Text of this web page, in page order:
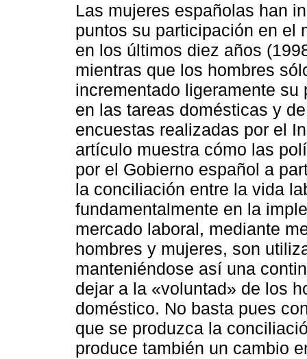
Las mujeres españolas han
puntos su participación en el
en los últimos diez años
mientras que los hombres
incrementado ligeramente su
en las tareas domésticas y
encuestas realizadas por el
artículo muestra cómo las
por el Gobierno español a
la conciliación entre la vida
fundamentalmente en la
mercado laboral, mediante
hombres y mujeres, son
manteniéndose así una
dejar a la «voluntad» de los
doméstico. No basta pues
que se produzca la
produce también un cambio